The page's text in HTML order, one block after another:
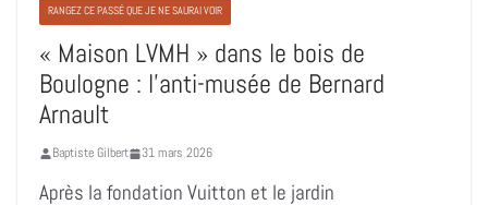
RANGEZ CE PASSÉ QUE JE NE SAURAI VOIR
« Maison LVMH » dans le bois de
Boulogne : l’anti-musée de Bernard
Arnault
Baptiste Gilbert 31 mars 2026
Après la fondation Vuitton et le jardin